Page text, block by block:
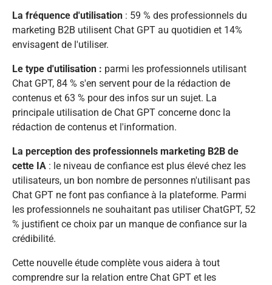
La fréquence d'utilisation : 59 % des professionnels du
marketing B2B utilisent Chat GPT au quotidien et 14%
envisagent de l'utiliser.
Le type d'utilisation : parmi les professionnels utilisant
Chat GPT, 84 % s'en servent pour de la rédaction de
contenus et 63 % pour des infos sur un sujet. La
principale utilisation de Chat GPT concerne donc la
rédaction de contenus et l'information.
La perception des professionnels marketing B2B de
cette IA : le niveau de confiance est plus élevé chez les
utilisateurs, un bon nombre de personnes n'utilisant pas
Chat GPT ne font pas confiance à la plateforme. Parmi
les professionnels ne souhaitant pas utiliser ChatGPT, 52
% justifient ce choix par un manque de confiance sur la
crédibilité.
Cette nouvelle étude complète vous aidera à tout
comprendre sur la relation entre Chat GPT et les